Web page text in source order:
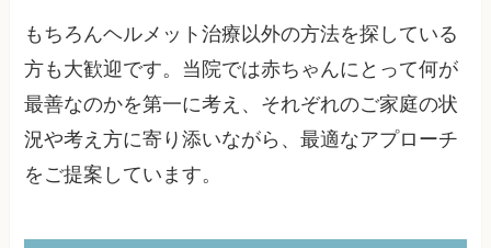
もちろんヘルメット治療以外の方法を探している
方も大歓迎です。当院では赤ちゃんにとって何が
最善なのかを第一に考え、それぞれのご家庭の状
況や考え方に寄り添いながら、最適なアプローチ
をご提案しています。